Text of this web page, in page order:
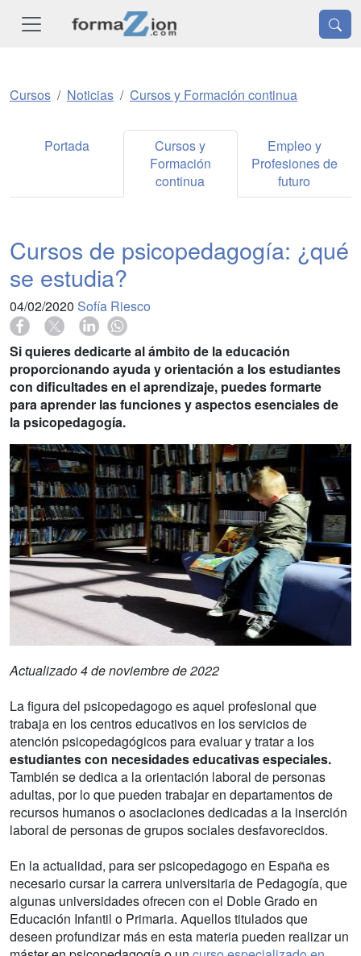
Cursos Noticias Cursos y Formación continua
Portada
Cursos y
Formación
continua
Empleo y
Profesiones de
futuro
Cursos de psicopedagogía: ¿qué
se estudia?
04/02/2020 Sofía Riesco
Si quieres dedicarte al ámbito de la educación
proporcionando ayuda y orientación a los estudiantes
con dificultades en el aprendizaje, puedes formarte
para aprender las funciones y aspectos esenciales de
la psicopedagogía.
Actualizado 4 de noviembre de 2022
La figura del psicopedagogo es aquel profesional que
trabaja en los centros educativos en los servicios de
atención psicopedagógicos para evaluar y tratar a los
estudiantes con necesidades educativas especiales.
También se dedica a la orientación laboral de personas
adultas, por lo que pueden trabajar en departamentos de
recursos humanos o asociaciones dedicadas a la inserción
laboral de personas de grupos sociales desfavorecidos.
En la actualidad, para ser psicopedagogo en España es
necesario cursar la carrera universitaria de Pedagogía, que
algunas universidades ofrecen con el Doble Grado en
Educación Infantil o Primaria. Aquellos titulados que
deseen profundizar más en esta materia pueden realizar un